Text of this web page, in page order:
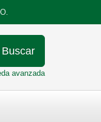
Buscar
avanzada